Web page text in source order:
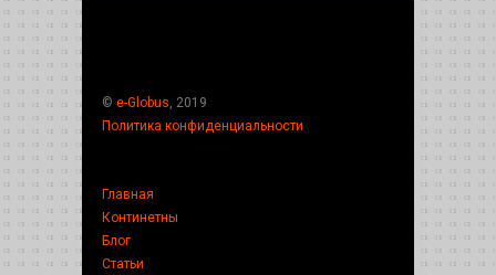
© e-Globus, 2019
Политика конфиденциальности
Главная
Континетны
Блог
Статьи